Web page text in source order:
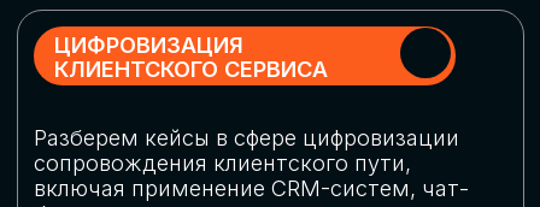
СКАЧАТЬ ПРОГРАММУ